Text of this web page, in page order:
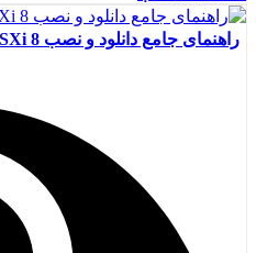
راهنمای جامع دانلود و نصب ESXi 8 بر روی سرورهای HPE